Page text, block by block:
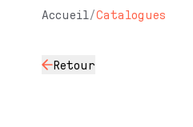
Accueil/Catalogues
Retour